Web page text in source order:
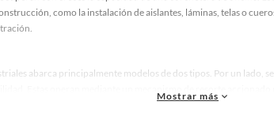
como la instalación de aislantes, láminas, telas o
abarca principalmente modelos de dos tipos. Por un lado,
clasificados como "3 en 1" porque pueden utilizar grapas de
Mostrar más